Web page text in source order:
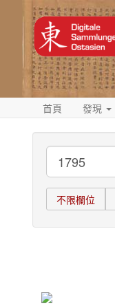
首頁 發現
不限欄位